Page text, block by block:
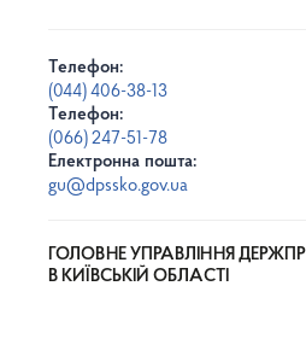
Телефон:
(044) 406-38-13
Телефон:
(066) 247-51-78
Електронна пошта:
gu@dpssko.gov.ua
ГОЛОВНЕ УПРАВЛІННЯ
В КИЇВСЬКІЙ ОБЛАСТІ